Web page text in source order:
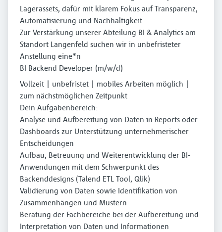
Lagerassets, dafür mit klarem Fokus auf Transparenz,
Automatisierung und Nachhaltigkeit.
Zur Verstärkung unserer Abteilung BI & Analytics am
Standort Langenfeld suchen wir in unbefristeter
Anstellung eine*n
BI Backend Developer (m/w/d)
Vollzeit | unbefristet | mobiles Arbeiten möglich |
zum nächstmöglichen Zeitpunkt
Dein Aufgabenbereich:
Analyse und Aufbereitung von Daten in Reports oder
Dashboards zur Unterstützung unternehmerischer
Entscheidungen
Aufbau, Betreuung und Weiterentwicklung der BI-
Anwendungen mit dem Schwerpunkt des
Backenddesigns (Talend ETL Tool, Qlik)
Validierung von Daten sowie Identifikation von
Zusammenhängen und Mustern
Beratung der Fachbereiche bei der Aufbereitung und
Interpretation von Daten und Informationen